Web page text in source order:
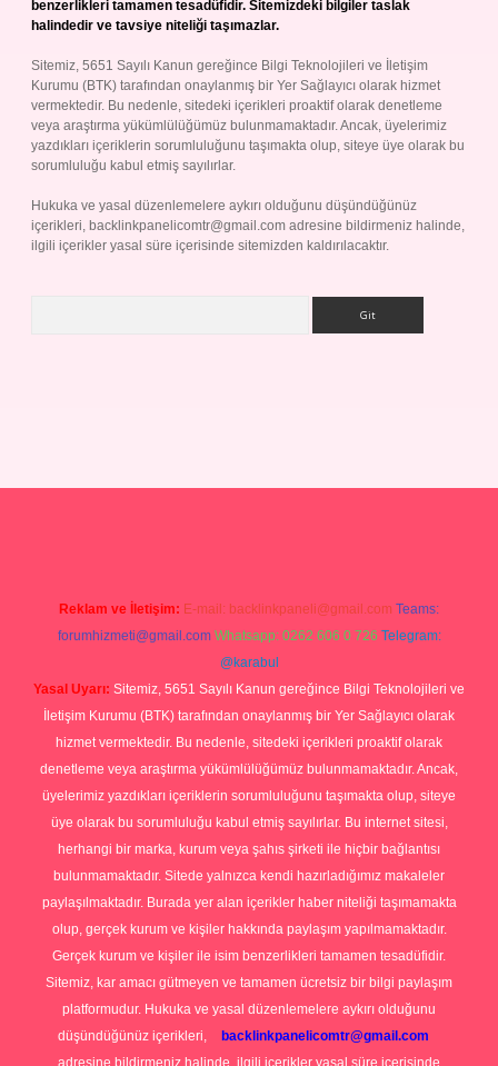
benzerlikleri tamamen tesadüfidir. Sitemizdeki bilgiler taslak
halindedir ve tavsiye niteliği taşımazlar.
Sitemiz, 5651 Sayılı Kanun gereğince Bilgi Teknolojileri ve İletişim
Kurumu (BTK) tarafından onaylanmış bir Yer Sağlayıcı olarak hizmet
vermektedir. Bu nedenle, sitedeki içerikleri proaktif olarak denetleme
veya araştırma yükümlülüğümüz bulunmamaktadır. Ancak, üyelerimiz
yazdıkları içeriklerin sorumluluğunu taşımakta olup, siteye üye olarak bu
sorumluluğu kabul etmiş sayılırlar.
Hukuka ve yasal düzenlemelere aykırı olduğunu düşündüğünüz
içerikleri, backlinkpanelicomtr@gmail.com adresine bildirmeniz halinde,
ilgili içerikler yasal süre içerisinde sitemizden kaldırılacaktır.
Reklam ve İletişim: E-mail: backlinkpaneli@gmail.com Teams:
forumhizmeti@gmail.com Whatsapp: 0262 606 0 726 Telegram:
@karabul
Yasal Uyarı: Sitemiz, 5651 Sayılı Kanun gereğince Bilgi Teknolojileri ve
İletişim Kurumu (BTK) tarafından onaylanmış bir Yer Sağlayıcı olarak
hizmet vermektedir. Bu nedenle, sitedeki içerikleri proaktif olarak
denetleme veya araştırma yükümlülüğümüz bulunmamaktadır. Ancak,
üyelerimiz yazdıkları içeriklerin sorumluluğunu taşımakta olup, siteye
üye olarak bu sorumluluğu kabul etmiş sayılırlar. Bu internet sitesi,
herhangi bir marka, kurum veya şahıs şirketi ile hiçbir bağlantısı
bulunmamaktadır. Sitede yalnızca kendi hazırladığımız makaleler
paylaşılmaktadır. Burada yer alan içerikler haber niteliği taşımamakta
olup, gerçek kurum ve kişiler hakkında paylaşım yapılmamaktadır.
Gerçek kurum ve kişiler ile isim benzerlikleri tamamen tesadüfidir.
Sitemiz, kar amacı gütmeyen ve tamamen ücretsiz bir bilgi paylaşım
platformudur. Hukuka ve yasal düzenlemelere aykırı olduğunu
düşündüğünüz içerikleri,
backlinkpanelicomtr@gmail.com
adresine bildirmeniz halinde, ilgili içerikler yasal süre içerisinde